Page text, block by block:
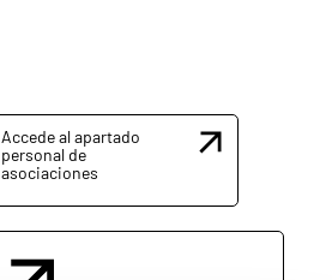
Accede al apartado
personal de
asociaciones